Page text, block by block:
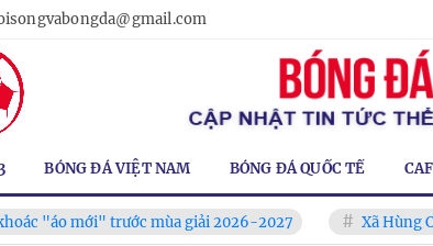
BÓNG ĐÁ VIỆT NAM BÓNG ĐÁ QUỐC TẾ
trước mùa giải 2026-2027 Xã Hùng Châu tưng